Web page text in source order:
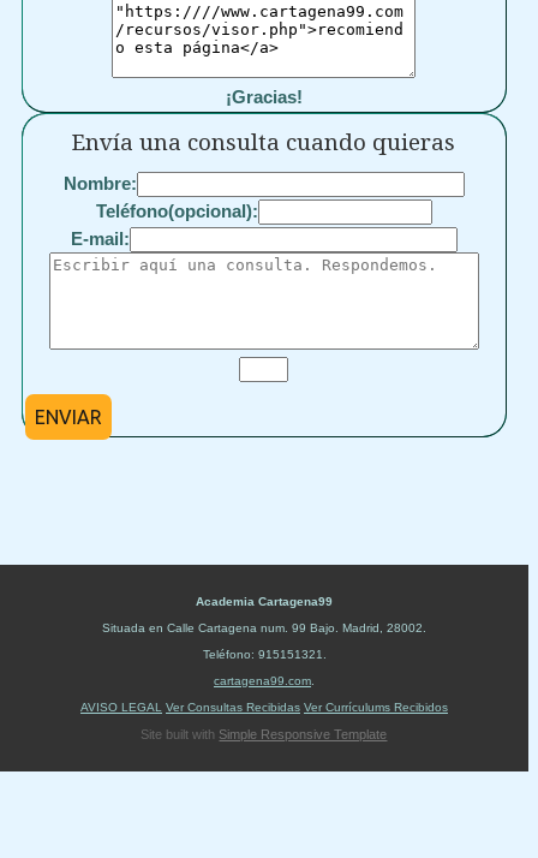
¡Gracias!
Envía una consulta cuando quieras
Nombre:
Teléfono(opcional):
E-mail:
ENVIAR
Academia Cartagena99
Situada en Calle Cartagena num. 99 Bajo Madrid 28002
Teléfono: 915151321
cartagena99.com
AVISO LEGAL
Ver Consultas Recibidas Ver Currículums Recibidos
Site built with Simple Responsive Template